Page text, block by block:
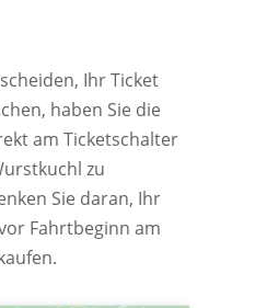
Ihr Ticket
haben Sie die
am Ticketschalter
zu
Sie daran, Ihr
Fahrtbeginn am